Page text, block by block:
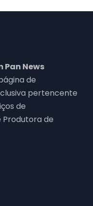
Pan News
de
pertencente
de
Produtora de